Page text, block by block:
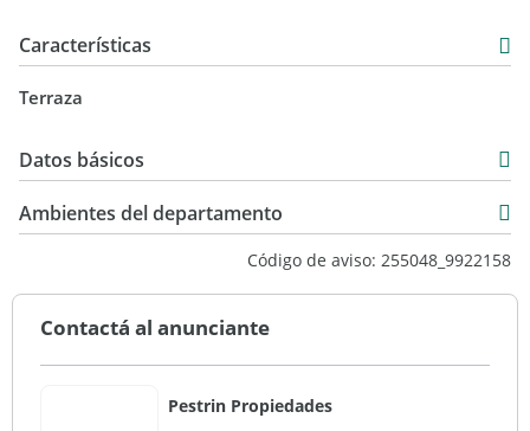
Características
Terraza
Datos básicos
USD 79.900
Ambientes del departamento
Código de aviso: 255048_9922158
Contactá al anunciante
Pestrin Propiedades